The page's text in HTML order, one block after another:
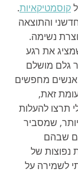
קוסמטיקאיות.
והתוצאה
נשימה.
את רגע
גלם מושלם
מחפשים
זאת,
תרצו להעלות
שמסביר
שבהם
נפוצות של
לשמירה על